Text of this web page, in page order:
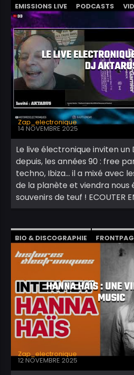
EMISSIONS LIVE PODCASTS
LE LIVE
DJ
Zap_electronique
14 NOVEMBRE 2025
Le live électronique inviten un
depuis, les années 90 : free
techno, Ibiza… il a mixé avec
de la planète et viendra nous
souvenirs de teuf ! ECOUTER
BIO & DISCOGRAPHIE
INTERVIEW
VIDÉOS
HANNA HAÏS : UNE
MUSIC
Zap_electronique
12 NOVEMBRE 2025